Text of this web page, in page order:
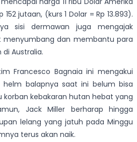
jutaan, (kurs 1 Dolar = Rp 13.893).
sisi dermawan juga mengajak
dan membantu para
Australia.
Francesco Bagnaia ini mengakui
helm balapnya saat ini belum bisa
kebakaran hutan hebat yang
Jack Miller berharap hingga
lelang yang jatuh pada Minggu
terus akan naik.